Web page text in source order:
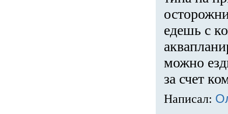
едешь с
можно
за счет
Написал: